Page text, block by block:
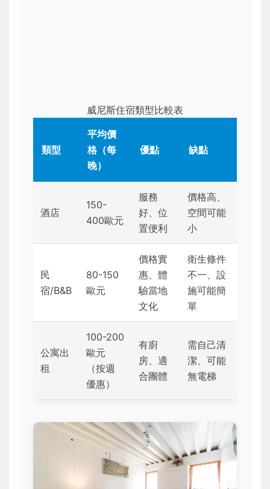
威尼斯住宿類型比較表
類型
平均價
格（每
晚）
優點 缺點
酒店
150-
400歐元
服務
好、位
置便利
價格高、
空間可能
小
民
宿/B&B
80-150
歐元
價格實
惠、體
驗當地
文化
衛生條件
不一、設
施可能簡
單
公寓出
租
100-200
歐元
（按週
優惠）
有廚
房、適
合團體
需自己清
潔、可能
無電梯